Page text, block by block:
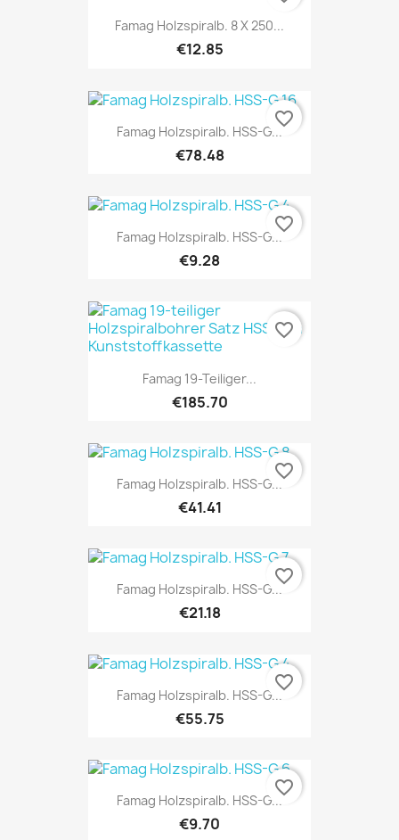
Famag Holzspiralb. 8 X 250...
€12.85
Famag Holzspiralb. HSS-G...
€78.48
favorite_border
Famag Holzspiralb. HSS-G...
€9.28
favorite_border
Famag 19-Teiliger...
€185.70
favorite_border
Famag Holzspiralb. HSS-G...
€41.41
favorite_border
Famag Holzspiralb. HSS-G...
€21.18
favorite_border
Famag Holzspiralb. HSS-G...
€55.75
favorite_border
Famag Holzspiralb. HSS-G...
€9.70
favorite_border